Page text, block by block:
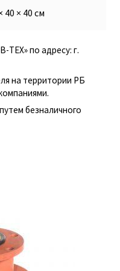
40 × 40 см
ТЕХ» по адресу: г.
на территории РБ
безналичного